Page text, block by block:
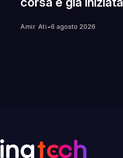
Amir Ati -6 agosto 2026